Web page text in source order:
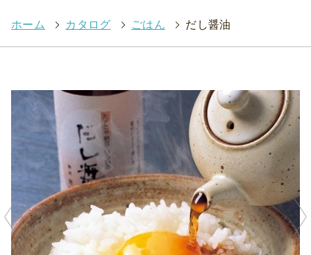
ホーム > カタログ > ごはん > だし醤油